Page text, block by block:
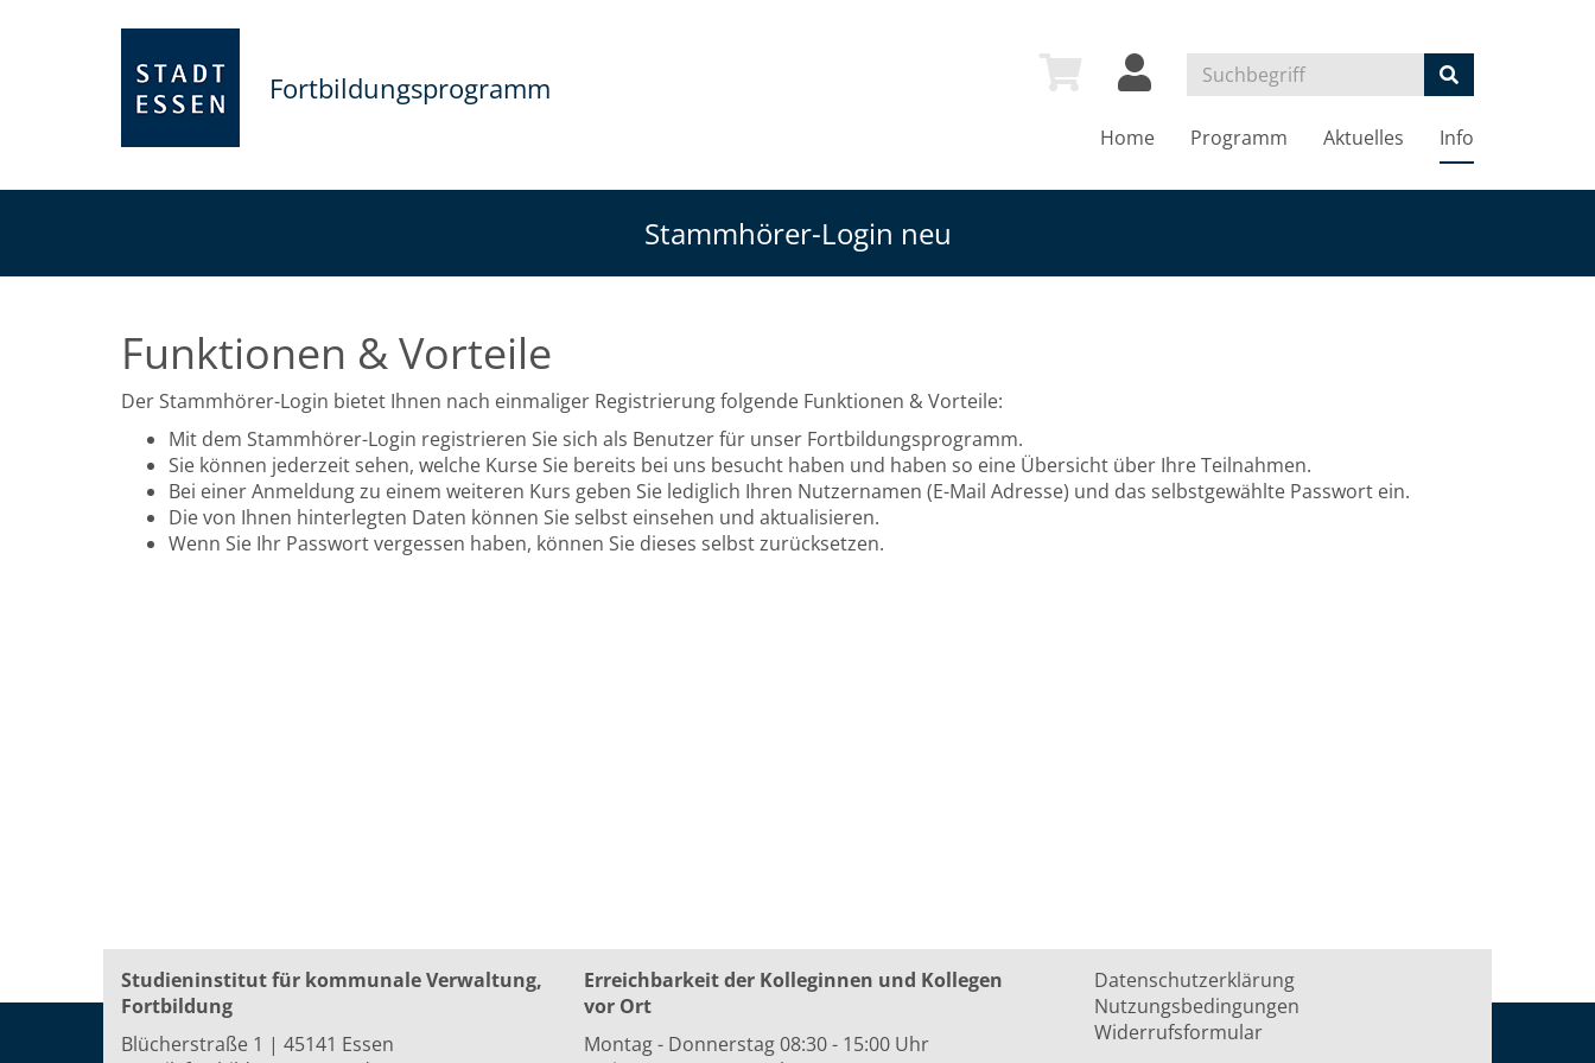
Fortbildungsprogramm
Home Programm Aktuelles Info
Stammhörer-Login neu
Funktionen & Vorteile
Der Stammhörer-Login bietet Ihnen nach einmaliger Registrierung folgende Funktionen & Vorteile:
Mit dem Stammhörer-Login registrieren Sie sich als Benutzer für unser Fortbildungsprogramm.
Sie können jederzeit sehen, welche Kurse Sie bereits bei uns besucht haben und haben so eine Übersicht über Ihre Teilnahmen.
Bei einer Anmeldung zu einem weiteren Kurs geben Sie lediglich Ihren Nutzernamen (E-Mail Adresse) und das selbstgewählte Passwort ein.
Die von Ihnen hinterlegten Daten können Sie selbst einsehen und aktualisieren.
Wenn Sie Ihr Passwort vergessen haben, können Sie dieses selbst zurücksetzen.
Studieninstitut für kommunale Verwaltung,
Fortbildung
Blücherstraße 1 | 45141 Essen
Erreichbarkeit der Kolleginnen und Kollegen
vor Ort
Montag - Donnerstag 08:30 - 15:00 Uhr
Datenschutzerklärung
Nutzungsbedingungen
Widerrufsformular